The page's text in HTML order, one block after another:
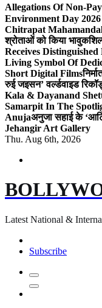
Allegations Of Non-
Environment Day
Chitrapat
श्रोताओं को किया भावुक
Receives
Living Symbol Of
Short Digital Films
रुई जइसन’ वर्ल्डवाइड
Kala & Dayanand
Samarpit In The
Anujaअनुजा सहाई के
Jehangir Art Gallery
Thu. Aug 6th, 2026
Latest National &
Subscribe